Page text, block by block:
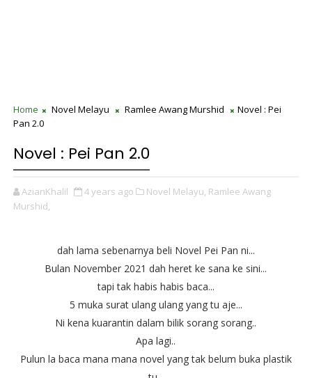
Home Novel Melayu Ramlee Awang Murshid
Novel : Pei
Pan 2.0
Novel : Pei Pan 2.0
AzianKhalil 4 years ago Novel Melayu, Ramlee Awang
Murshid,
dah lama sebenarnya beli Novel Pei Pan ni...
Bulan November 2021 dah heret ke sana ke sini...
tapi tak habis habis baca...
5 muka surat ulang ulang yang tu aje...
Ni kena kuarantin dalam bilik sorang sorang..
Apa lagi..
Pulun la baca mana mana novel yang tak belum buka plastik